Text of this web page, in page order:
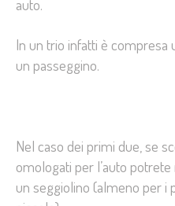
auto.
In un trio infatti è compresa
un passeggino.
Nel caso dei primi due, se
omologati per l’auto
un seggiolino (almeno per i